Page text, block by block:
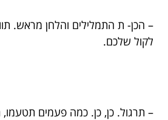
– הכן- ת התמלילים והלחן מראש.
לקול שלכם.
– תרגול. כן, כן. כמה פעמים